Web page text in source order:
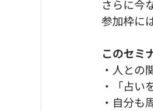
さらに今
参加枠に
このセミ
・人との
・「占い
・自分も